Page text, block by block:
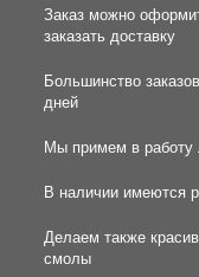
Заказ можно
заказать доставку
Большинство
дней
Мы примем в работу
В наличии имеются
Делаем также
смолы